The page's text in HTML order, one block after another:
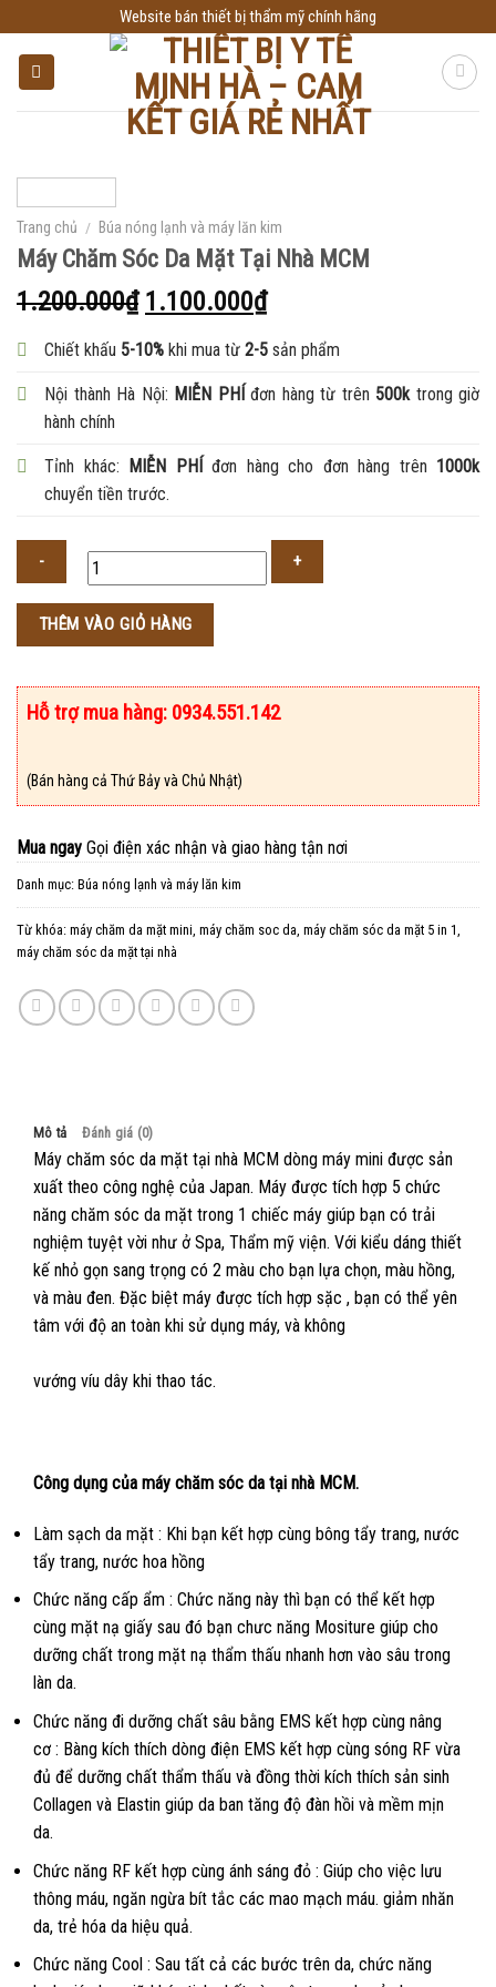
to
content
Website bán thiết bị thẩm mỹ chính hãng
Trang chủ / Búa nóng lạnh và máy lăn kim
Máy Chăm Sóc Da Mặt Tại Nhà MCM
1.200.000₫ 1.100.000₫
Chiết khấu 5-10% khi mua từ 2-5 sản phẩm
Nội thành Hà Nội: MIỄN PHÍđơn hàng từ trên 500k trong giờ
hành chính
Tỉnh khác: MIỄN PHÍđơn hàng cho đơn hàng trên 1000k
chuyển tiền trước.
THÊM VÀO GIỎ HÀNG
Hỗ trợ mua hàng: 0934.551.142
(Bán hàng cả Thứ Bảy và Chủ Nhật)
Mua ngay Gọi điện xác nhận và giao hàng tận nơi
Danh mục: Búa nóng lạnh và máy lăn kim
Từ khóa: máy chăm da mặt mini, máy chăm soc da, máy chăm sóc da mặt 5 in 1,
máy chăm sóc da mặt tại nhà
Mô tả Đánh giá (0)
Máy chăm sóc da mặt tại nhà MCM dòng máy mini được sản
xuất theo công nghệ của Japan. Máy được tích hợp 5 chức
năng chăm sóc da mặt trong 1 chiếc máy giúp bạn có trải
nghiệm tuyệt vời như ở Spa, Thẩm mỹ viện. Với kiểu dáng thiết
kế nhỏ gọn sang trọng có 2 màu cho bạn lựa chọn, màu hồng,
và màu đen. Đặc biệt máy được tích hợp sặc , bạn có thể yên
tâm với độ an toàn khi sử dụng máy, và không
vướng víu dây khi thao tác.
Công dụng của máy chăm sóc da tại nhà MCM.
Làm sạch da mặt : Khi bạn kết hợp cùng bông tẩy trang, nước
tẩy trang, nước hoa hồng
Chức năng cấp ẩm : Chức năng này thì bạn có thể kết hợp
cùng mặt nạ giấy sau đó bạn chưc năng Mositure giúp cho
dưỡng chất trong mặt nạ thẩm thấu nhanh hơn vào sâu trong
làn da.
Chức năng đi dưỡng chất sâu bằng EMS kết hợp cùng nâng
cơ : Bàng kích thích dòng điện EMS kết hợp cùng sóng RF vừa
đủ để dưỡng chất thẩm thấu và đồng thời kích thích sản sinh
Collagen và Elastin giúp da ban tăng độ đàn hồi và mềm mịn
da.
Chức năng RF kết hợp cùng ánh sáng đỏ : Giúp cho việc lưu
thông máu, ngăn ngừa bít tắc các mao mạch máu. giảm nhăn
da, trẻ hóa da hiệu quả.
Chức năng Cool : Sau tất cả các bước trên da, chức năng